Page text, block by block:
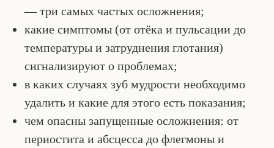
— три самых частых осложнения;
какие симптомы (от отёка и пульсации до
температуры и затруднения глотания)
сигнализируют о проблемах;
в каких случаях зуб мудрости необходимо
удалить и какие для этого есть показания;
чем опасны запущенные осложнения: от
периостита и абсцесса до флегмоны и